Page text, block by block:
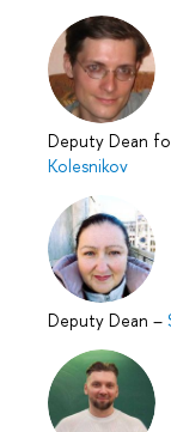
Deputy Dean
Kolesnikov
Deputy Dean –